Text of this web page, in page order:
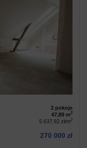
2 pokoje
47,89 m2
5 637,92 zł/m2
270 000 zł